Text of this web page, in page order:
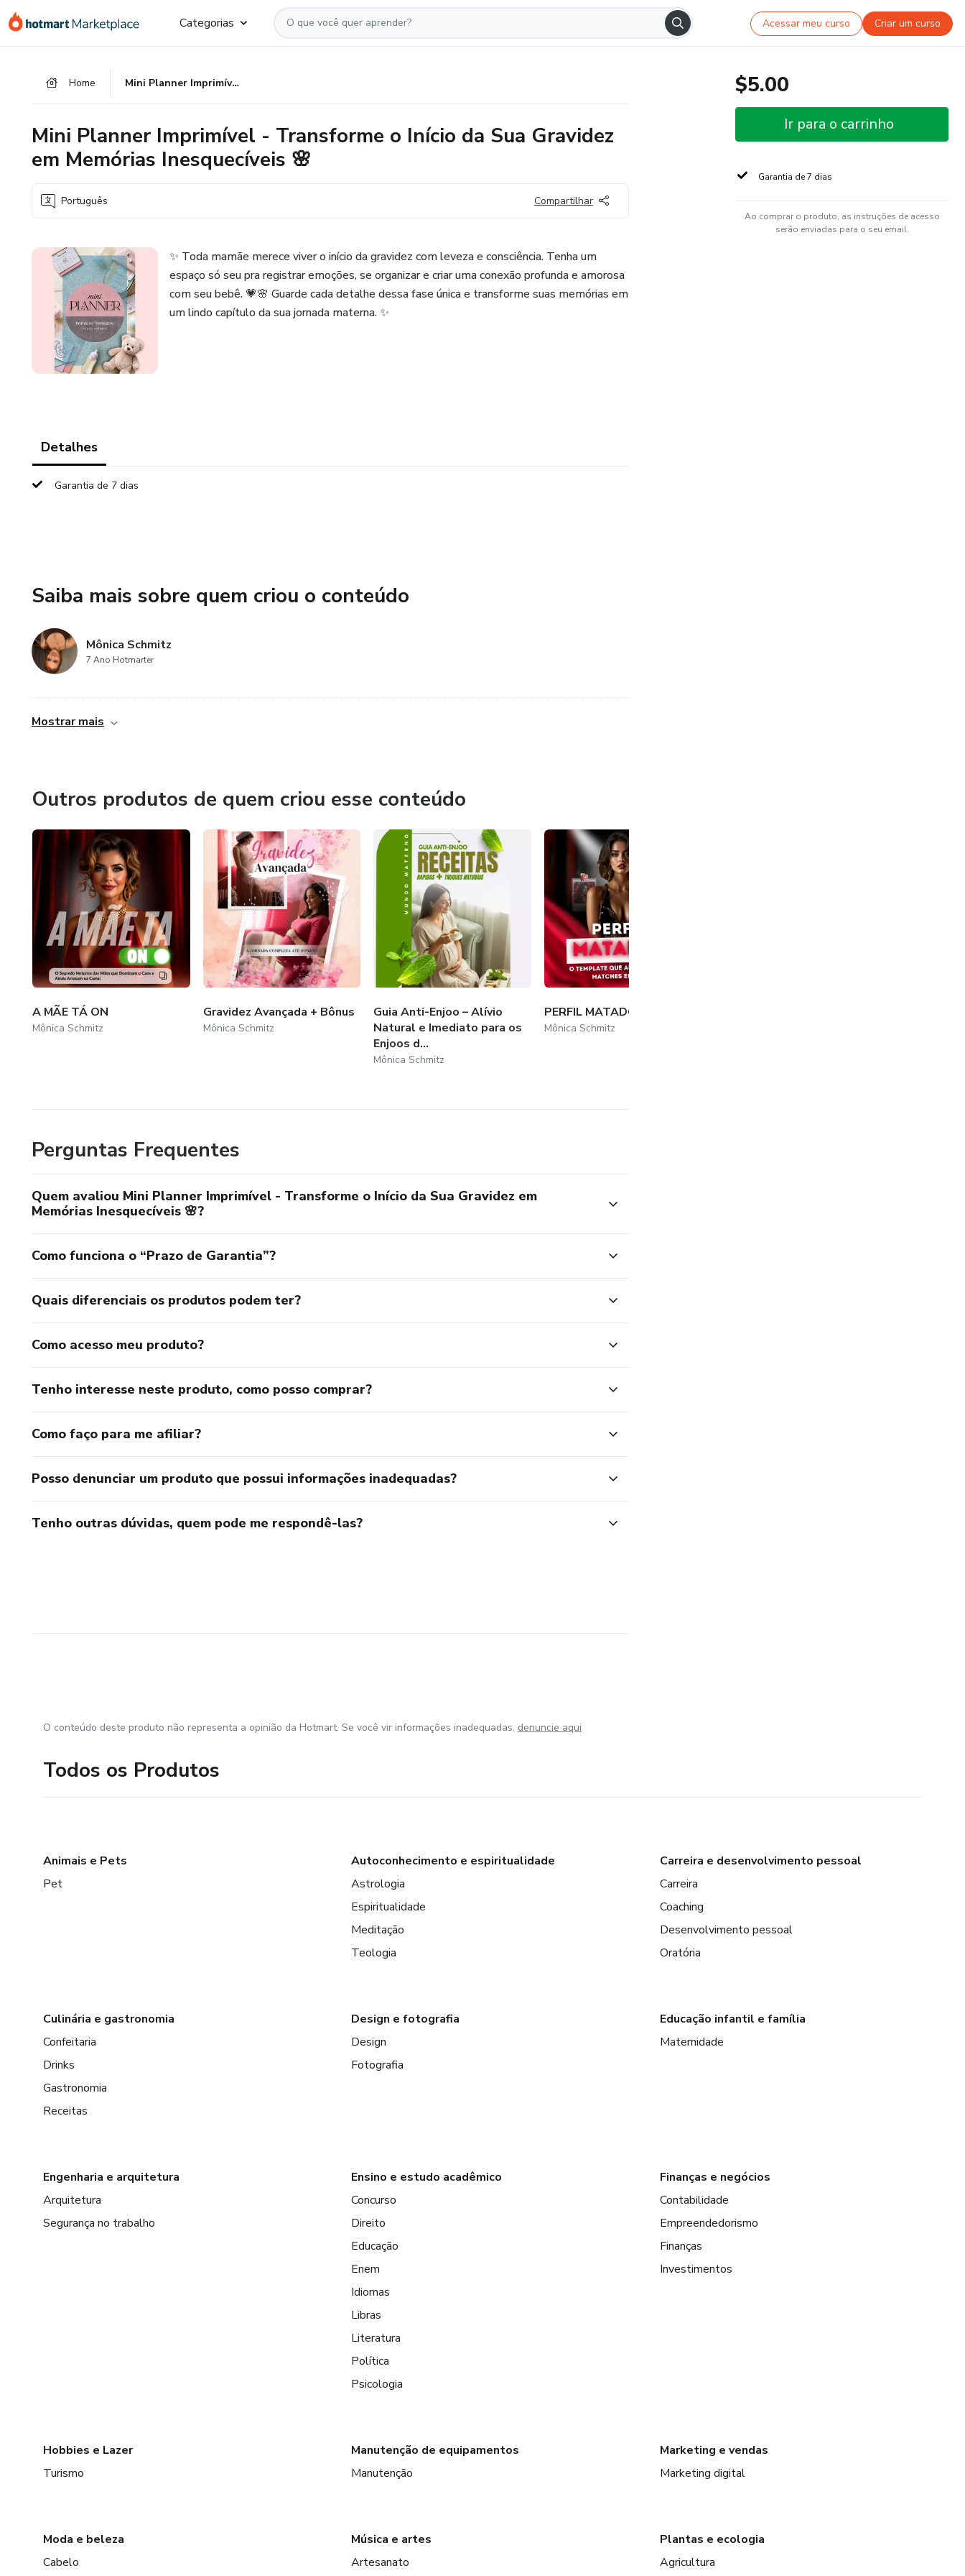
para
para
para
Categorias Acessar meu curso Criar um curso
Home Mini Planner Imprimível - Transforme o Início da Sua Gravidez em Memórias Inesquecíveis 🌸
Mini Planner Imprimível - Transforme o Início da Sua Gravidez
em Memórias Inesquecíveis 🌸
Português Compartilhar
✨ Toda mamãe merece viver o início da gravidez com leveza e consciência. Tenha um
espaço só seu pra registrar emoções, se organizar e criar uma conexão profunda e amorosa
com seu bebê. 💗🌸 Guarde cada detalhe dessa fase única e transforme suas memórias em
um lindo capítulo da sua jornada materna. ✨
Detalhes
Garantia de 7 dias
Saiba mais sobre quem criou o conteúdo
Mônica Schmitz
7 Ano Hotmarter
Mostrar mais
Outros produtos de quem criou esse conteúdo
A MÃE TÁ ON
Mônica Schmitz
Gravidez Avançada + Bônus
Mônica Schmitz
Guia Anti-Enjoo – Alívio
Natural e Imediato para os
Enjoos d...
Mônica Schmitz
PERFIL MATADOR
Mônica Schmitz
Perguntas Frequentes
Quem avaliou Mini Planner Imprimível - Transforme o Início da Sua Gravidez em
Memórias Inesquecíveis 🌸?
Como funciona o “Prazo de Garantia”?
Quais diferenciais os produtos podem ter?
Como acesso meu produto?
Tenho interesse neste produto, como posso comprar?
Como faço para me afiliar?
Posso denunciar um produto que possui informações inadequadas?
Tenho outras dúvidas, quem pode me respondê-las?
$5.00
Ir para o carrinho
Garantia de 7 dias
Ao comprar o produto, as instruções de acesso
serão enviadas para o seu email.
O conteúdo deste produto não representa a opinião da Hotmart. Se você vir informações inadequadas, denuncie aqui
Todos os Produtos
Animais e Pets
Pet
Autoconhecimento e espiritualidade
Astrologia
Espiritualidade
Meditação
Teologia
Carreira e desenvolvimento pessoal
Carreira
Coaching
Desenvolvimento pessoal
Oratória
Culinária e gastronomia
Confeitaria
Drinks
Gastronomia
Receitas
Design e fotografia
Design
Fotografia
Educação infantil e família
Maternidade
Engenharia e arquitetura
Arquitetura
Segurança no trabalho
Ensino e estudo acadêmico
Concurso
Direito
Educação
Enem
Idiomas
Libras
Literatura
Política
Psicologia
Finanças e negócios
Contabilidade
Empreendedorismo
Finanças
Investimentos
Hobbies e Lazer
Turismo
Manutenção de equipamentos
Manutenção
Marketing e vendas
Marketing digital
Moda e beleza
Cabelo
Música e artes
Artesanato
Plantas e ecologia
Agricultura